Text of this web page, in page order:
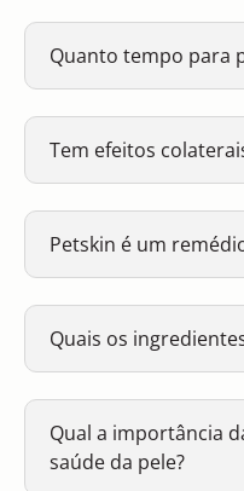
Quanto tempo para
Tem efeitos
Petskin é um
Quais os
Qual a importância
saúde da pele?